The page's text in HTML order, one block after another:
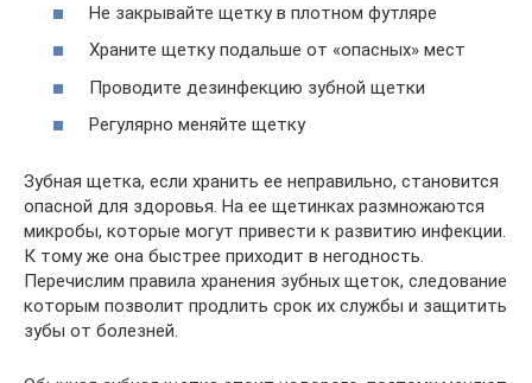
Не закрывайте щетку в плотном футляре
Храните щетку подальше от «опасных» мест
Проводите дезинфекцию зубной щетки
Регулярно меняйте щетку
Зубная щетка, если хранить ее неправильно, становится
опасной для здоровья. На ее щетинках размножаются
микробы, которые могут привести к развитию инфекции.
К тому же она быстрее приходит в негодность.
Перечислим правила хранения зубных щеток, следование
которым позволит продлить срок их службы и защитить
зубы от болезней.